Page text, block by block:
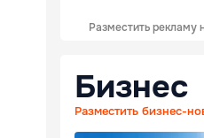
Разместить рекламу
Бизнес
Разместить бизнес-